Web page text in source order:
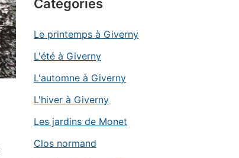
Catégories
Le printemps à Giverny
L'été à Giverny
L'automne à Giverny
L'hiver à Giverny
Les jardins de Monet
Clos normand